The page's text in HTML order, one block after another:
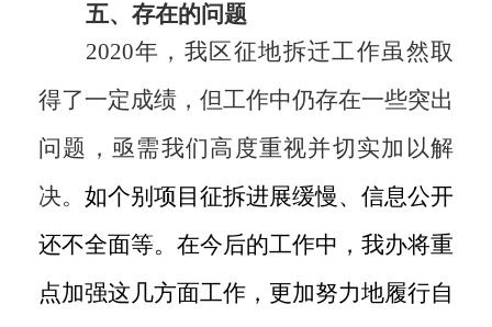
五、存在的问题
2020年，我区征地拆迁工作虽然取
得了一定成绩，但工作中仍存在一些突出
问题，亟需我们高度重视并切实加以解
决。 如个别项目征拆进展缓慢、信息公开
还不全面等。在今后的工作中，我办将重
点加强这几方面工作，更加努力地履行自